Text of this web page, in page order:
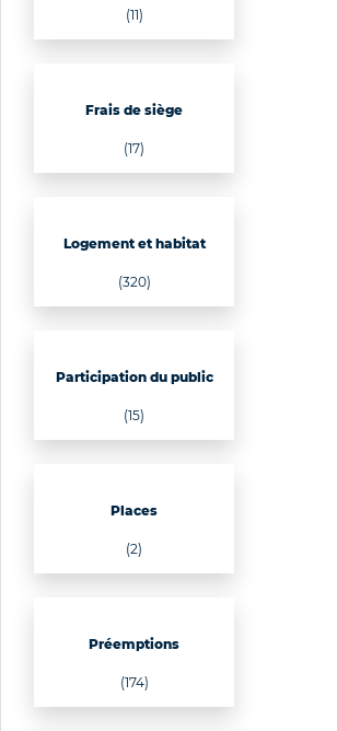
(11)
Frais de siège
(17)
Logement et habitat
(320)
Participation du public
(15)
Places
(2)
Préemptions
(174)